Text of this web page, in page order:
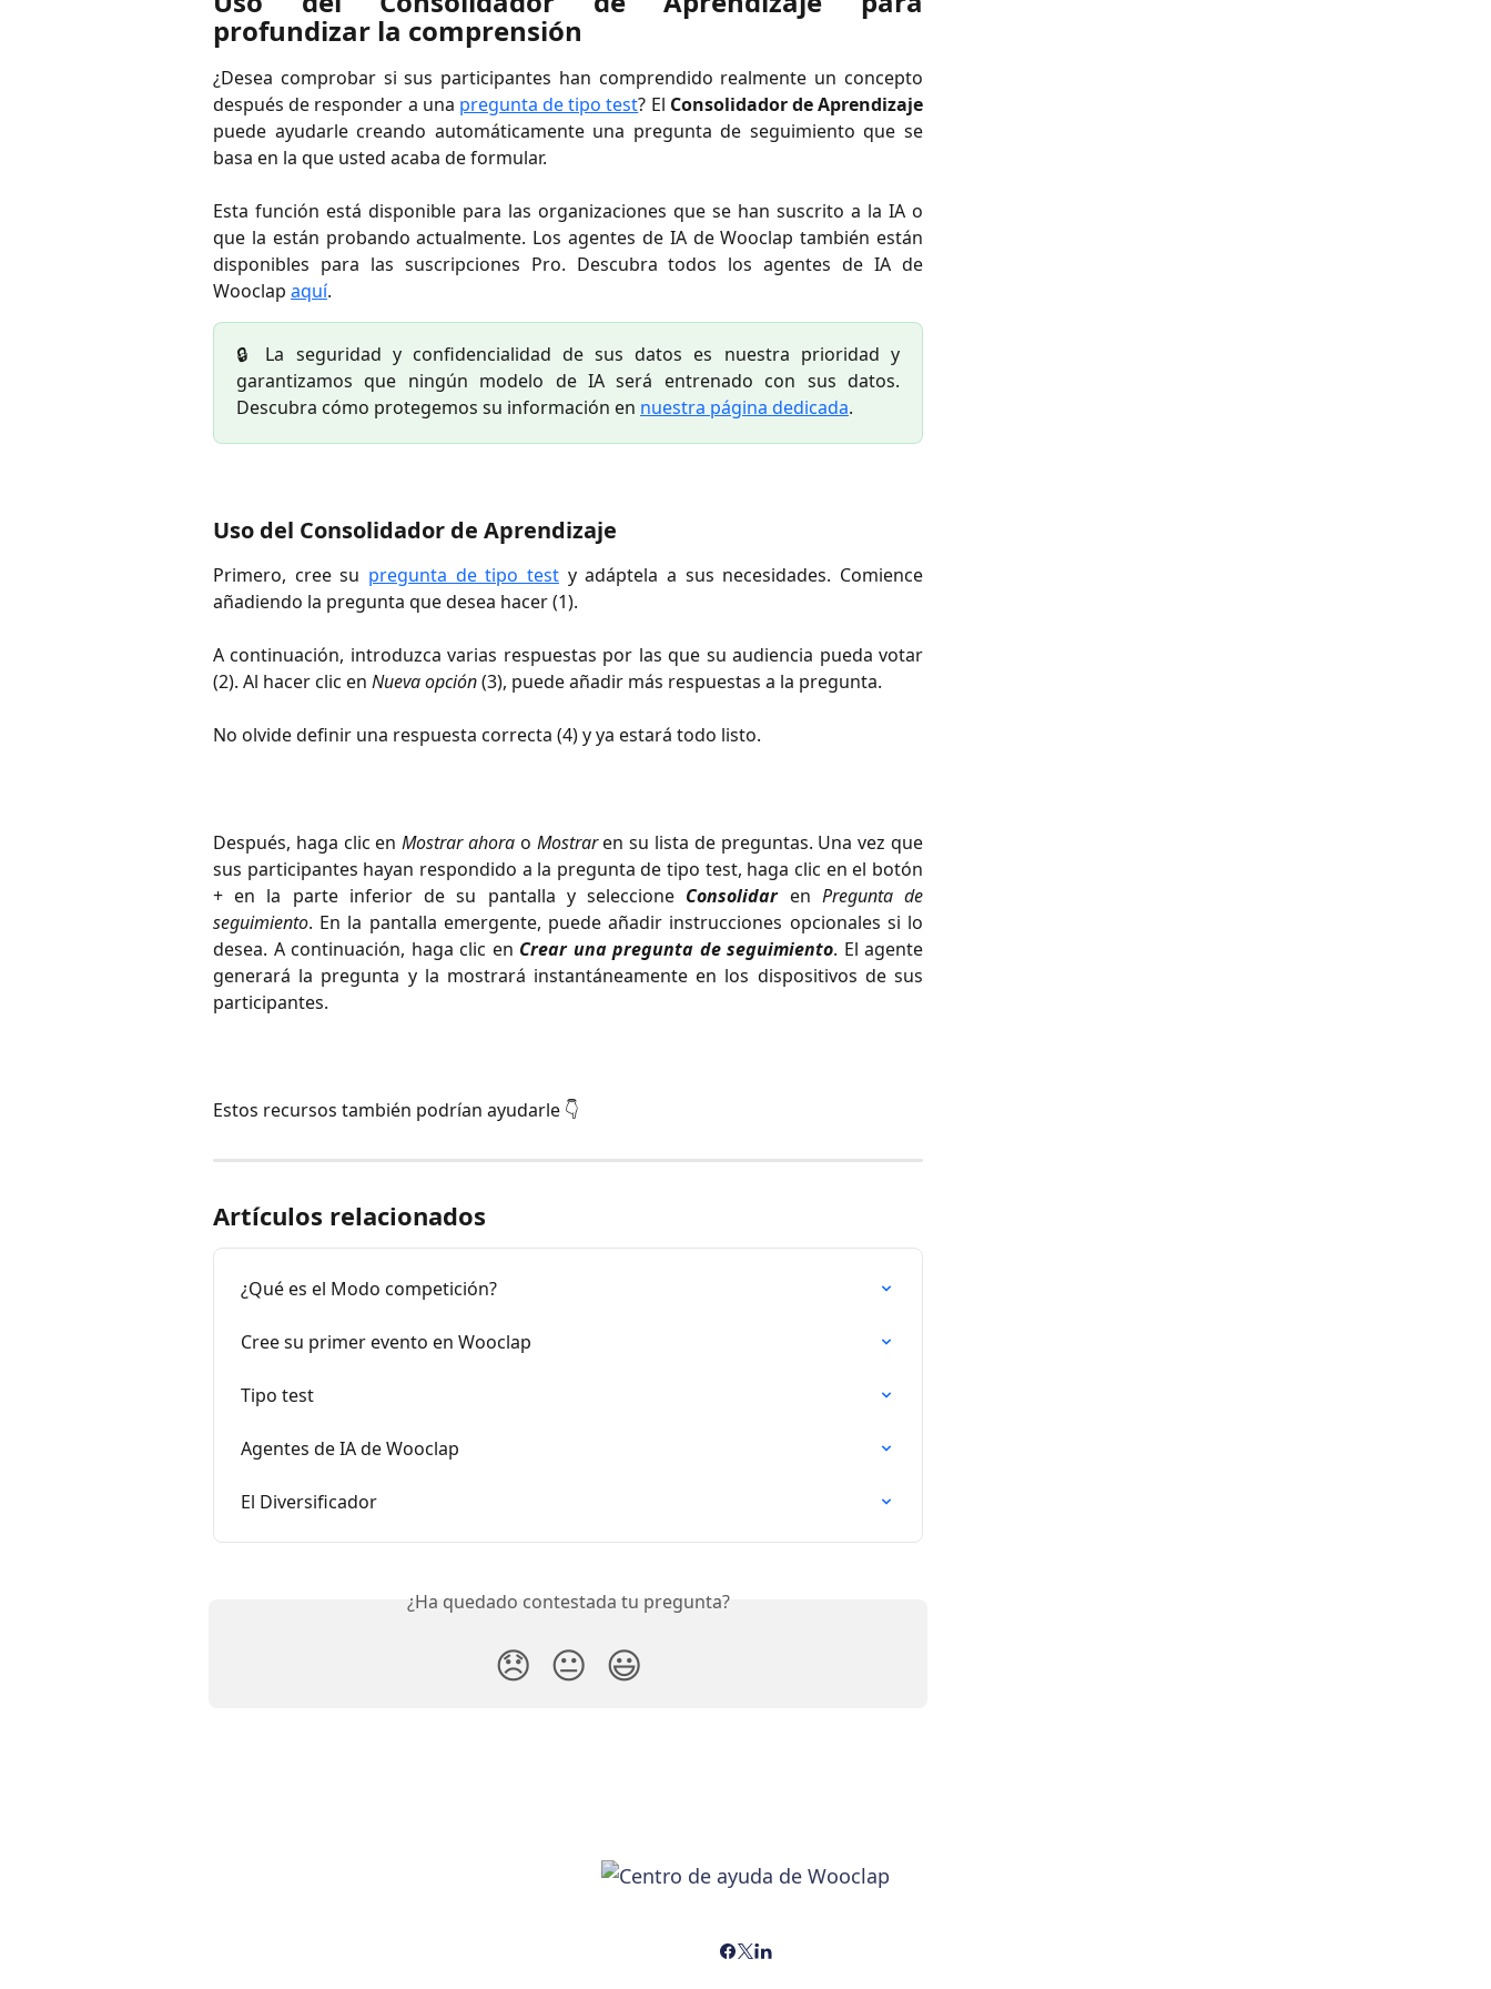
profundizar la comprensión
¿Desea comprobar si sus participantes han comprendido realmente un concepto
después de responder a una pregunta de tipo test? El Consolidador de Aprendizaje
puede ayudarle creando automáticamente una pregunta de seguimiento que se
basa en la que usted acaba de formular.
Esta función está disponible para las organizaciones que se han suscrito a la IA o
que la están probando actualmente. Los agentes de IA de Wooclap también están
disponibles para las suscripciones Pro. Descubra todos los agentes de IA de
Wooclap aquí.
🔒 La seguridad y confidencialidad de sus datos es nuestra prioridad y
garantizamos que ningún modelo de IA será entrenado con sus datos.
Descubra cómo protegemos su información en nuestra página dedicada.
Uso del Consolidador de Aprendizaje
Primero, cree su pregunta de tipo test y adáptela a sus necesidades. Comience
añadiendo la pregunta que desea hacer (1).
A continuación, introduzca varias respuestas por las que su audiencia pueda votar
(2). Al hacer clic en Nueva opción(3), puede añadir más respuestas a la pregunta.
No olvide definir una respuesta correcta (4) y ya estará todo listo.
Después, haga clic enMostrar ahora o Mostraren su lista de preguntas. Una vez que
sus participantes hayan respondido a la pregunta de tipo test, haga clic en el botón
+ en la parte inferior de su pantalla y seleccione Consolidaren Pregunta de
seguimiento. En la pantalla emergente, puede añadir instrucciones opcionales si lo
desea. A continuación, haga clic en Crear una pregunta de seguimiento. El agente
generará la pregunta y la mostrará instantáneamente en los dispositivos de sus
participantes.
Estos recursos también podrían ayudarle 👇
Artículos relacionados
¿Qué es el Modo competición?
Cree su primer evento en Wooclap
Tipo test
Agentes de IA de Wooclap
El Diversificador
¿Ha quedado contestada tu pregunta?
😞 😐 😃